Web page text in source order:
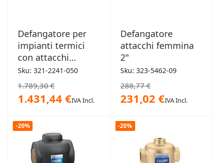
Defangatore per
impianti termici
con attacchi
flangiati 50mm
Sku: 321-2241-050
1.789,30 €
1.431,44 €IVA Incl.
Defangatore
attacchi femmina
2"
Sku: 323-5462-09
288,77 €
231,02 €IVA Incl.
-20% -20%